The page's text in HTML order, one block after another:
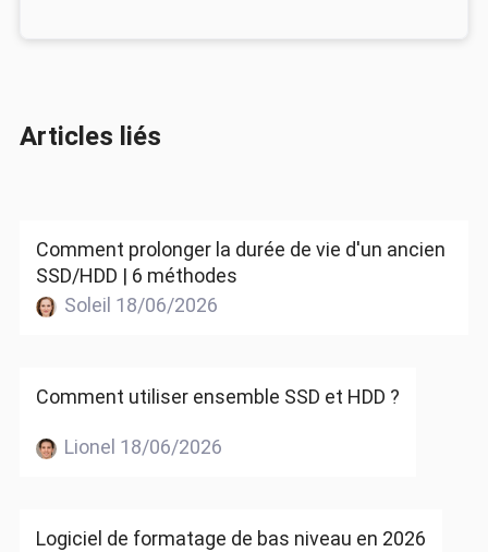
Articles liés
Comment prolonger la durée de vie d'un ancien
SSD/HDD | 6 méthodes
Soleil 18/06/2026
Comment utiliser ensemble SSD et HDD ?
Lionel 18/06/2026
Logiciel de formatage de bas niveau en 2026